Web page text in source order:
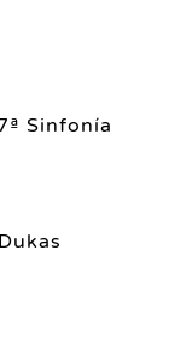
Sinfonía